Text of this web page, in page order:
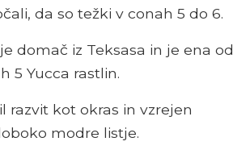
da so težki v conah 5 do 6.
je domač iz Teksasa in je ena od
5 Yucca rastlin.
razvit kot okras in vzrejen
modre listje.